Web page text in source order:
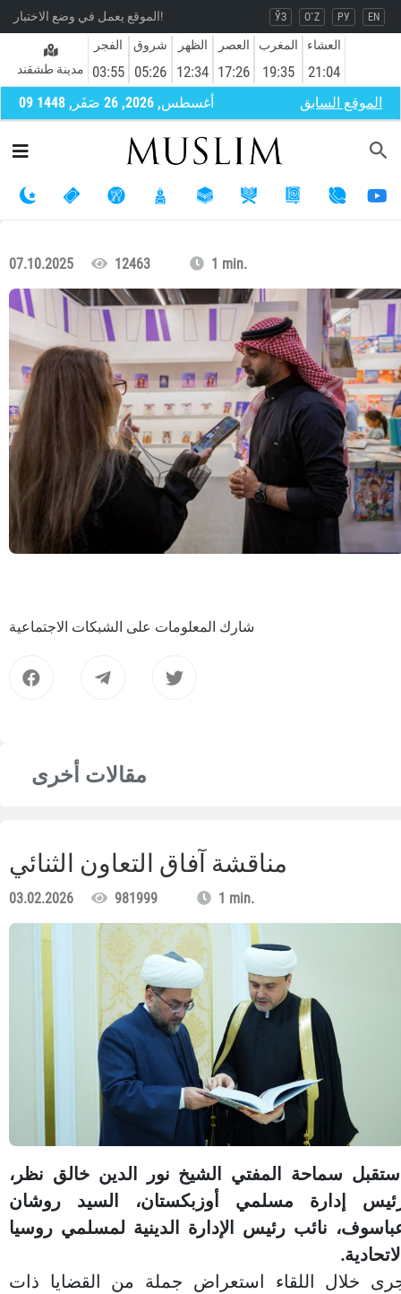
الموقع يعمل في وضع الاختبار! ЎЗ O`Z РУ EN
مدينة طشقند
الفجر
03:55
شروق
05:26
الظهر
12:34
العصر
17:26
المغرب
19:35
العشاء
21:04
09 أغسطس, 2026, 26 صَفَر, 1448 الموقع السابق
07.10.2025 12463 1 min.
شارك المعلومات على الشبكات الاجتماعية
مقالات أخرى
مناقشة آفاق التعاون الثنائي
03.02.2026 981999 1 min.
سماحة المفتي الشيخ نور الدين خالق نظر،
إدارة مسلمي أوزبكستان، السيد روشان
نائب رئيس الإدارة الدينية لمسلمي روسيا
خلال اللقاء استعراض جملة من القضايا ذات